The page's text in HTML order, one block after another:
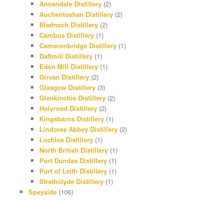
Annandale Distillery (2)
Auchentoshan Distillery (2)
Bladnoch Distillery (2)
Cambus Distillery (1)
Cameronbridge Distillery (1)
Daftmill Distillery (1)
Eden Mill Distillery (1)
Girvan Distillery (2)
Glasgow Distillery (3)
Glenkinchie Distillery (2)
Holyrood Distillery (2)
Kingsbarns Distillery (1)
Lindores Abbey Distillery (2)
Lochlea Distillery (1)
North British Distillery (1)
Port Dundas Distillery (1)
Port of Leith Distillery (1)
Strathclyde Distillery (1)
Speyside(106)